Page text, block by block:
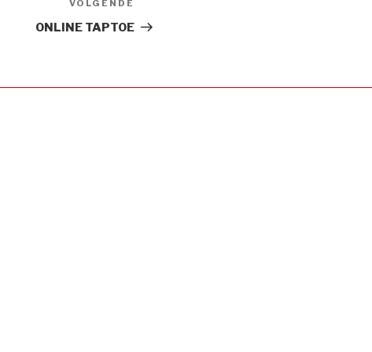
Bericht
VOLGENDE
ONLINE TAPTOE